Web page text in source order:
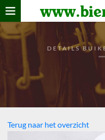
Home
verzamelen
De bierkaart
Bezoekers
DETAILS
Terug naar het overzicht